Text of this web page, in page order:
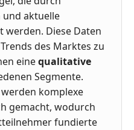
aktuelle
Diese Daten
des Marktes zu
einequalitative
Segmente.
komplexe
gemacht, wodurch
fundierte